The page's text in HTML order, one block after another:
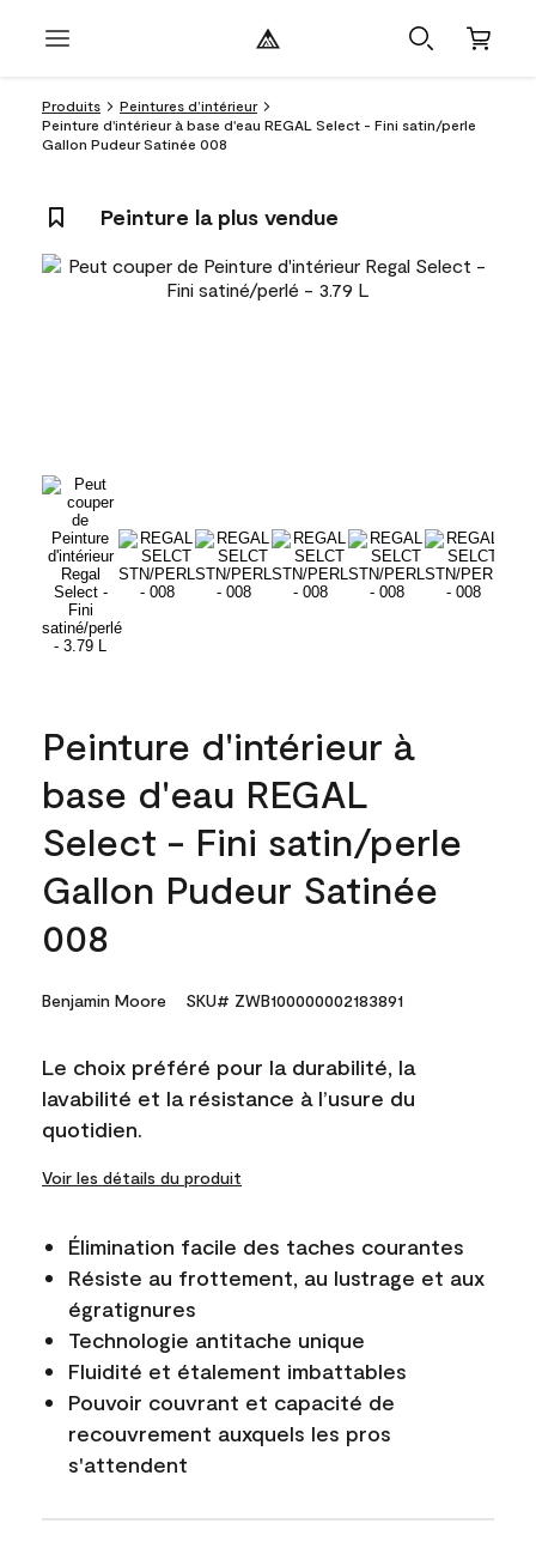
Produits
Peintures d’intérieur
Peinture d'intérieur à base d'eau REGAL Select - Fini satin/perle
Gallon Pudeur Satinée 008
Peinture la plus vendue
Peinture d'intérieur à
base d'eau REGAL
Select - Fini satin/perle
Gallon Pudeur Satinée
008
Benjamin Moore SKU# ZWB100000002183891
Le choix préféré pour la durabilité, la
lavabilité et la résistance à l’usure du
quotidien.
Voir les détails du produit
Élimination facile des taches courantes
Résiste au frottement, au lustrage et aux
égratignures
Technologie antitache unique
Fluidité et étalement imbattables
Pouvoir couvrant et capacité de
recouvrement auxquels les pros
s'attendent